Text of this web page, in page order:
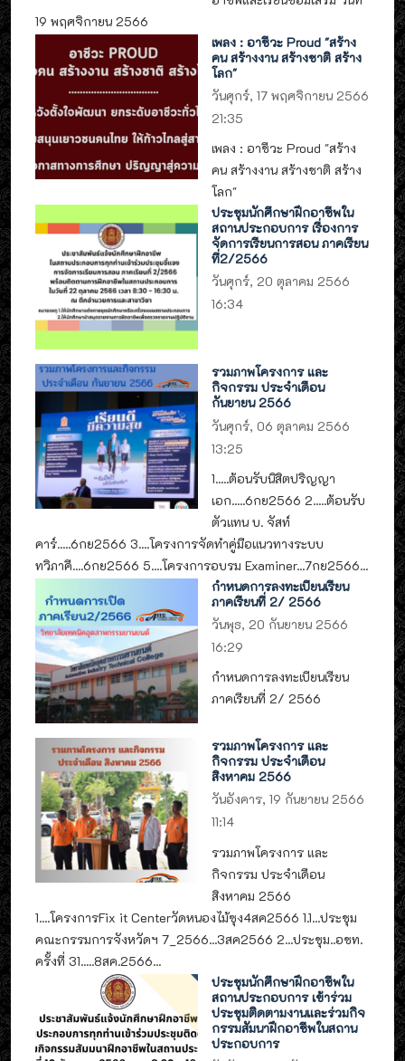
19 พฤศจิกายน 2566
เพลง : อาชีวะ Proud "สร้าง
คน สร้างงาน สร้างชาติ สร้าง
โลก"
วันศุกร์, 17 พฤศจิกายน 2566
21:35
เพลง : อาชีวะ Proud "สร้าง
คน สร้างงาน สร้างชาติ สร้าง
โลก"
ประชุมนักศึกษาฝึกอาชีพใน
สถานประกอบการ เรื่องการ
จัดการเรียนการสอน ภาคเรียน
ที่2/2566
วันศุกร์, 20 ตุลาคม 2566
16:34
รวมภาพโครงการ และ
กิจกรรม ประจำเดือน
กันยายน 2566
วันศุกร์, 06 ตุลาคม 2566
13:25
1.....ต้อนรับนิสิตปริญญา
เอก.....6กย2566 2.....ต้อนรับ
ตัวแทน บ. จัสท์
คาร์.....6กย2566 3....โครงการจัดทำคู่มือแนวทางระบบ
ทวิภาคี....6กย2566 5....โครงการอบรม Examiner...7กย2566...
กำหนดการลงทะเบียนเรียน
ภาคเรียนที่ 2/ 2566
วันพุธ, 20 กันยายน 2566
16:29
กำหนดการลงทะเบียนเรียน
ภาคเรียนที่ 2/ 2566
รวมภาพโครงการ และ
กิจกรรม ประจำเดือน
สิงหาคม 2566
วันอังคาร, 19 กันยายน 2566
11:14
รวมภาพโครงการ และ
กิจกรรม ประจำเดือน
สิงหาคม 2566
1....โครงการFix it Centerวัดหนองไม้ซุง4สค2566 1.1...ประชุม
คณะกรรมการจังหวัดฯ 7_2566...3สค2566 2...ประชุม..อชท.
ครั้งที่ 31.....8สค.2566...
ประชุมนักศึกษาฝึกอาชีพใน
สถานประกอบการ เข้าร่วม
ประชุมติดตามงานและร่วมกิจ
กรรมสัมนาฝึกอาชีพในสถาน
ประกอบการ